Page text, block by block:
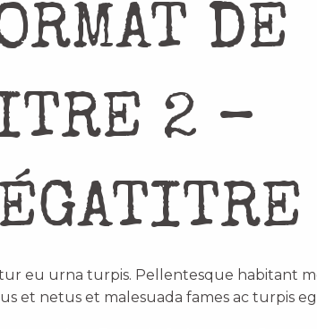
DE
2 –
eu urna turpis. Pellentesque habitant
et netus et malesuada fames ac turpis